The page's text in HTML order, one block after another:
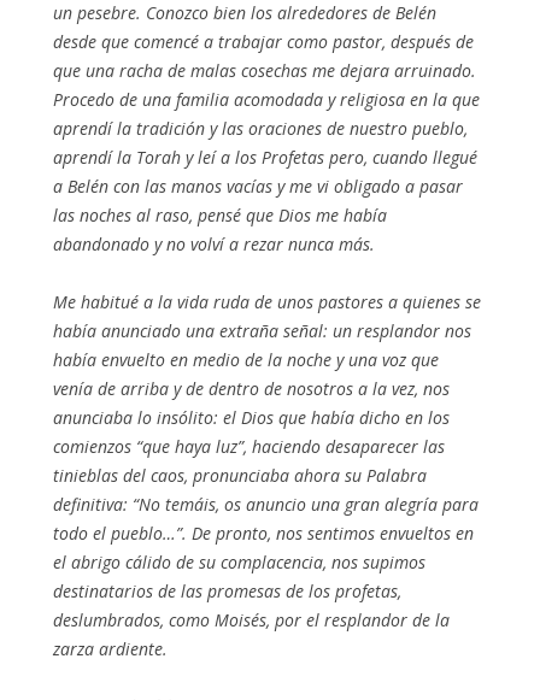
un pesebre. Conozco bien los alrededores de Belén
desde que comencé a trabajar como pastor, después de
que una racha de malas cosechas me dejara arruinado.
Procedo de una familia acomodada y religiosa en la que
aprendí la tradición y las oraciones de nuestro pueblo,
aprendí la Torah y leí a los Profetas pero, cuando llegué
a Belén con las manos vacías y me vi obligado a pasar
las noches al raso, pensé que Dios me había
abandonado y no volví a rezar nunca más.
Me habitué a la vida ruda de unos pastores a quienes se
había anunciado una extraña señal: un resplandor nos
había envuelto en medio de la noche y una voz que
venía de arriba y de dentro de nosotros a la vez, nos
anunciaba lo insólito: el Dios que había dicho en los
comienzos “que haya luz”, haciendo desaparecer las
tinieblas del caos, pronunciaba ahora su Palabra
definitiva: “No temáis, os anuncio una gran alegría para
todo el pueblo…”. De pronto, nos sentimos envueltos en
el abrigo cálido de su complacencia, nos supimos
destinatarios de las promesas de los profetas,
deslumbrados, como Moisés, por el resplandor de la
zarza ardiente.